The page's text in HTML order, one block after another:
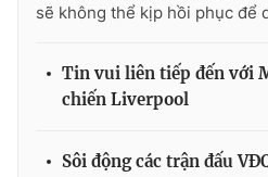
sẽ không thể kịp hồi phục để
Tin vui liên tiếp đến với
chiến Liverpool
Sôi động các trận đấu